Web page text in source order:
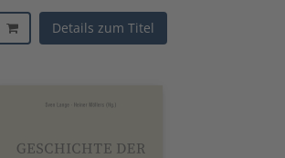
Details zum Titel